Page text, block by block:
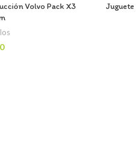
Volvo Pack X3